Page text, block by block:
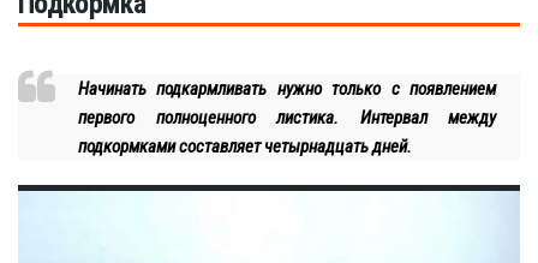
Начинать подкармливать нужно только с появлением
первого полноценного листика. Интервал между
подкормками составляет четырнадцать дней.